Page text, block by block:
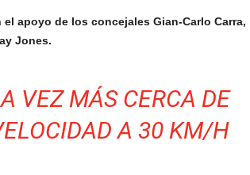
el apoyo de los concejales Gian-Carlo Carra,
Jones.
VEZ MÁS CERCA DE
A 30 KM/H